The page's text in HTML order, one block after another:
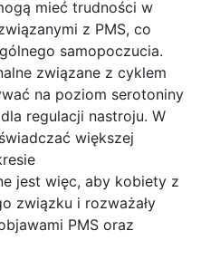
mieć trudności w
z PMS, co
samopoczucia.
związane z cyklem
na poziom serotoniny
regulacji nastroju. W
większej
jest więc, aby kobiety z
związku i rozważały
PMS oraz